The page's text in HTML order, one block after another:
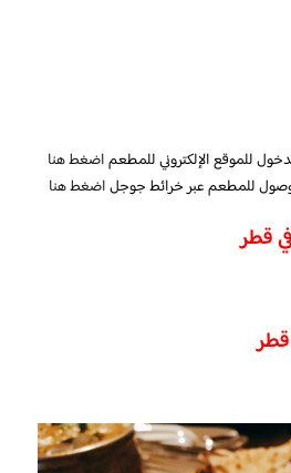
للموقع الإلكتروني للمطعماضغط هنا
للمطعم عبر خرائط جوجلاضغط هنا
قطر